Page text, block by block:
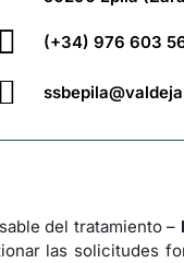
(+34) 976 603
del tratamiento –
las solicitudes